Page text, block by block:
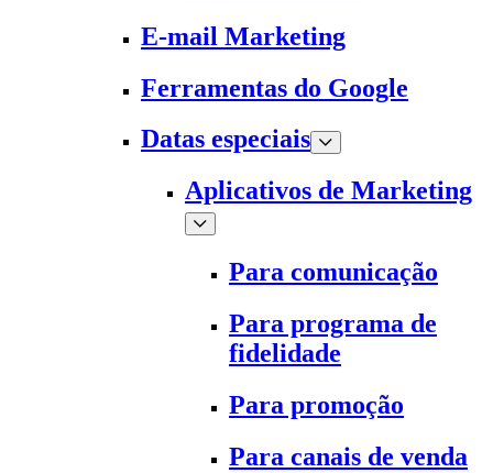
E-mail Marketing
Ferramentas do Google
Datas especiais
Aplicativos de Marketing
Para comunicação
Para programa de
fidelidade
Para promoção
Para canais de venda